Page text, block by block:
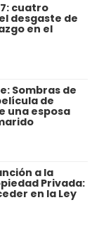
cuatro
desgaste de
en el
Sombras de
de
una esposa
a la
Privada:
en la Ley